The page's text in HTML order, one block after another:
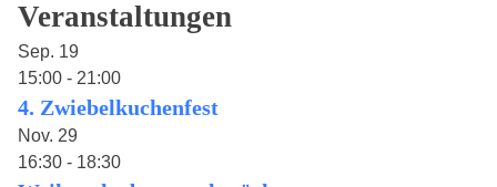
Veranstaltungen
Sep. 19
15:00 - 21:00
4. Zwiebelkuchenfest
Nov. 29
16:30 - 18:30